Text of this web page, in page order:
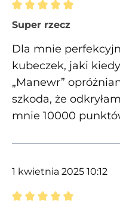
Recenzja z oceną 5
Super rzecz
Dla mnie
kubeczek, jaki
„Manewr”
szkoda, że
mnie 10000
1 kwietnia 2025 10:12